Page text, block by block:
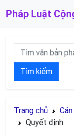
Pháp Luật
Tìm kiếm
Trang chủ
Quyết định